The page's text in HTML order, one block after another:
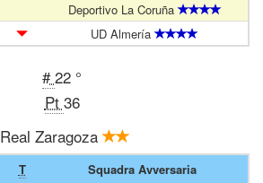
Deportivo La Coruña
UD Almería
#22 °
Pt 36
Real Zaragoza
T
Squadra Avversaria